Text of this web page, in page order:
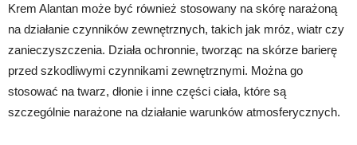
Krem Alantan może być również stosowany na skórę narażoną
na działanie czynników zewnętrznych, takich jak mróz, wiatr czy
zanieczyszczenia. Działa ochronnie, tworząc na skórze barierę
przed szkodliwymi czynnikami zewnętrznymi. Można go
stosować na twarz, dłonie i inne części ciała, które są
szczególnie narażone na działanie warunków atmosferycznych.